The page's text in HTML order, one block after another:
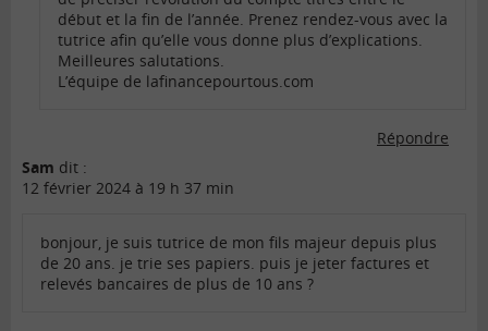
début et la fin de l’année. Prenez rendez-vous avec la
tutrice afin qu’elle vous donne plus d’explications.
Meilleures salutations.
L’équipe de lafinancepourtous.com
Répondre
Sam dit :
12 février 2024 à 19 h 37 min
bonjour, je suis tutrice de mon fils majeur depuis plus
de 20 ans. je trie ses papiers. puis je jeter factures et
relevés bancaires de plus de 10 ans ?